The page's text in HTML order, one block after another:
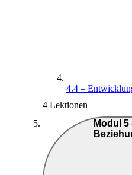
4.4 –
4 Lektionen
Modul